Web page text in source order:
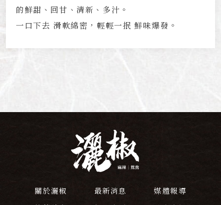
的鮮甜、回甘、清新、多汁。
一口下去 滑軟綿密，輕輕一抿 鮮味爆發。
關於灑椒 最新消息
媒體報導